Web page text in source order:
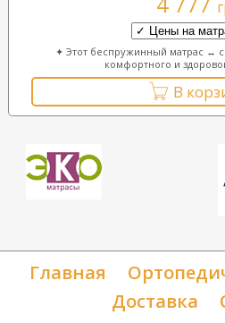
✦ Этот беспружинный матрас ↔
комфортного и
В
Главная
Доставка